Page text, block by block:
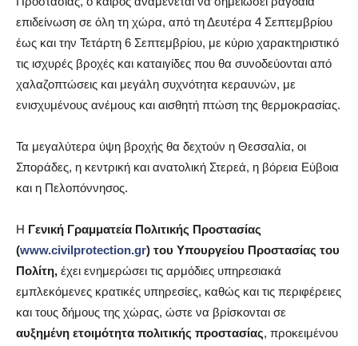
επιδείνωση σε όλη τη χώρα, από τη Δευτέρα 4 Σεπτεμβρίου
έως και την Τετάρτη 6 Σεπτεμβρίου, με κύριο χαρακτηριστικό
τις ισχυρές βροχές και καταιγίδες που θα συνοδεύονται από
χαλαζοπτώσεις και μεγάλη συχνότητα κεραυνών, με
ενισχυμένους ανέμους και αισθητή πτώση της θερμοκρασίας.
Τα μεγαλύτερα ύψη βροχής θα δεχτούν η Θεσσαλία, οι
Σποράδες, η κεντρική και ανατολική Στερεά, η βόρεια Εύβοια
και η Πελοπόννησος.
Η Γενική Γραμματεία Πολιτικής Προστασίας
(www.civilprotection.gr) του Υπουργείου Προστασίας του
Πολίτη, έχει ενημερώσει τις αρμόδιες υπηρεσιακά
εμπλεκόμενες κρατικές υπηρεσίες, καθώς και τις περιφέρειες
και τους δήμους της χώρας, ώστε να βρίσκονται σε
αυξημένη ετοιμότητα πολιτικής προστασίας, προκειμένου